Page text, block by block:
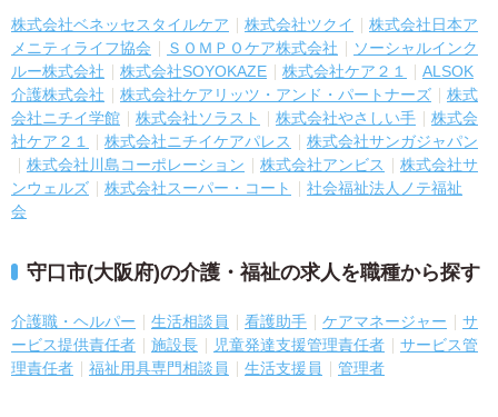
株式会社ベネッセスタイルケア 株式会社ツクイ
株式会社日本ア
メニティライフ協会
ＳＯＭＰＯケア株式会社
ソーシャルインク
ルー株式会社
株式会社SOYOKAZE 株式会社ケア２１
ALSOK
介護株式会社
株式会社ケアリッツ・アンド・パートナーズ
株式
会社ニチイ学館
株式会社ソラスト 株式会社やさしい手
株式会
社ケア２１
株式会社ニチイケアパレス
株式会社サンガジャパン
株式会社川島コーポレーション
株式会社アンビス
株式会社サ
ンウェルズ
株式会社スーパー・コート
社会福祉法人ノテ福祉
会
守口市(大阪府)の介護・福祉の求人を職種から探す
介護職・ヘルパー 生活相談員 看護助手 ケアマネージャー
サ
ービス提供責任者
施設長 児童発達支援管理責任者
サービス管
理責任者
福祉用具専門相談員 生活支援員 管理者